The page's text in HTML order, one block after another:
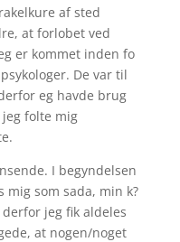
af sted
at forlobet ved
er kommet inden fo
De var til
eg havde brug
folte mig
I begyndelsen
mig som sada, min k?
jeg fik aldeles
at nogen/noget